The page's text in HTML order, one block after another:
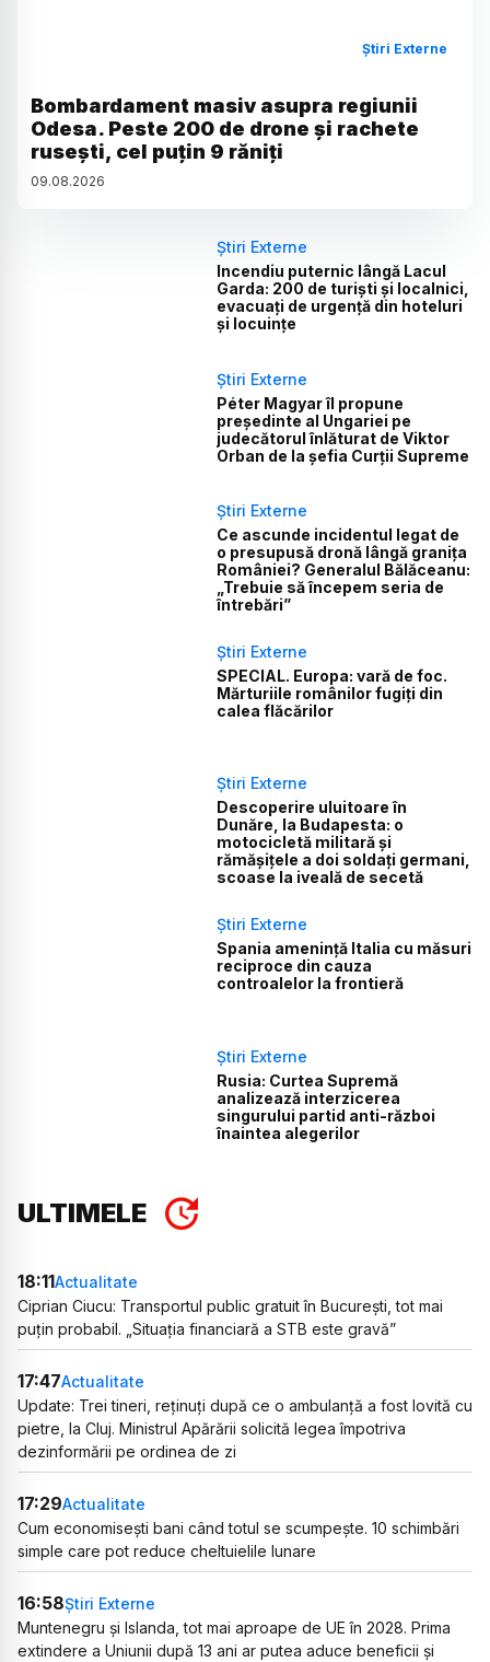
Știri Externe
Bombardament masiv asupra regiunii
Odesa. Peste 200 de drone și rachete
rusești, cel puțin 9 răniți
09.08.2026
Știri Externe
Incendiu puternic lângă Lacul
Garda: 200 de turiști și localnici,
evacuați de urgență din hoteluri
și locuințe
Știri Externe
Péter Magyar îl propune
președinte al Ungariei pe
judecătorul înlăturat de Viktor
Orban de la șefia Curții Supreme
Știri Externe
Ce ascunde incidentul legat de
o presupusă dronă lângă granița
României? Generalul Bălăceanu:
„Trebuie să începem seria de
întrebări”
Știri Externe
SPECIAL. Europa: vară de foc.
Mărturiile românilor fugiți din
calea flăcărilor
Știri Externe
Descoperire uluitoare în
Dunăre, la Budapesta: o
motocicletă militară și
rămășițele a doi soldați germani,
scoase la iveală de secetă
Știri Externe
Spania amenință Italia cu măsuri
reciproce din cauza
controalelor la frontieră
Știri Externe
Rusia: Curtea Supremă
analizează interzicerea
singurului partid anti-război
înaintea alegerilor
ULTIMELE
18:11Actualitate
Ciprian Ciucu: Transportul public gratuit în București, tot mai
puțin probabil. „Situația financiară a STB este gravă”
17:47Actualitate
Update: Trei tineri, reținuți după ce o ambulanță a fost lovită cu
pietre, la Cluj. Ministrul Apărării solicită legea împotriva
dezinformării pe ordinea de zi
17:29Actualitate
Cum economisești bani când totul se scumpește. 10 schimbări
simple care pot reduce cheltuielile lunare
16:58Știri Externe
Muntenegru și Islanda, tot mai aproape de UE în 2028. Prima
extindere a Uniunii după 13 ani ar putea aduce beneficii și